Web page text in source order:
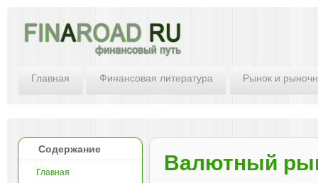
Главная Финансовая литература Рынок и
Валютный
Содержание
Главная